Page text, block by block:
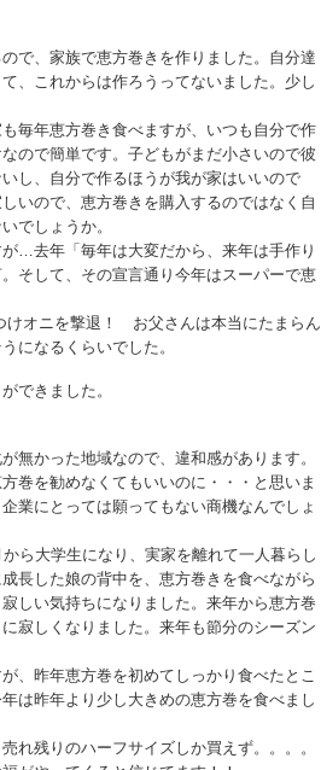
で、家族で恵方巻きを作りました。自分達
、これからは作ろうってないました。少し
毎年恵方巻き食べますが、いつも自分で作
ので簡単です。子どもがまだ小さいので彼
し、自分で作るほうが我が家はいいので
いので、恵方巻きを購入するのではなく自
でしょうか。
…去年「毎年は大変だから、来年は手作り
そして、その宣言通り今年はスーパーで恵
けオニを撃退！ お父さんは本当にたまらん
になるくらいでした。
できました。
無かった地域なので、違和感があります。
巻を勧めなくてもいいのに・・・と思いま
業にとっては願ってもない商機なんでしょ
ら大学生になり、実家を離れて一人暮らし
長した娘の背中を、恵方巻きを食べながら
しい気持ちになりました。来年から恵方巻
寂しくなりました。来年も節分のシーズン
、昨年恵方巻を初めてしっかり食べたとこ
は昨年より少し大きめの恵方巻を食べまし
れ残りのハーフサイズしか買えず。。。。